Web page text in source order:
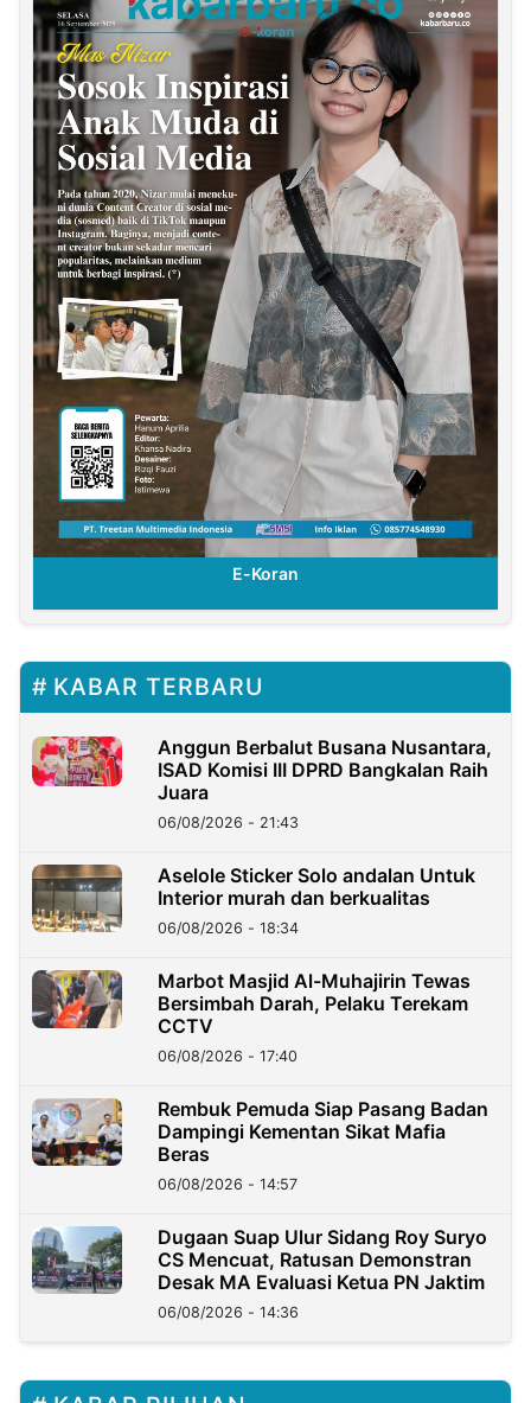
E-Koran
KABAR TERBARU
Anggun Berbalut Busana Nusantara,
ISAD Komisi III DPRD Bangkalan Raih
Juara
06/08/2026 - 21:43
Aselole Sticker Solo andalan Untuk
Interior murah dan berkualitas
06/08/2026 - 18:34
Marbot Masjid Al-Muhajirin Tewas
Bersimbah Darah, Pelaku Terekam
CCTV
06/08/2026 - 17:40
Rembuk Pemuda Siap Pasang Badan
Dampingi Kementan Sikat Mafia
Beras
06/08/2026 - 14:57
Dugaan Suap Ulur Sidang Roy Suryo
CS Mencuat, Ratusan Demonstran
Desak MA Evaluasi Ketua PN Jaktim
06/08/2026 - 14:36